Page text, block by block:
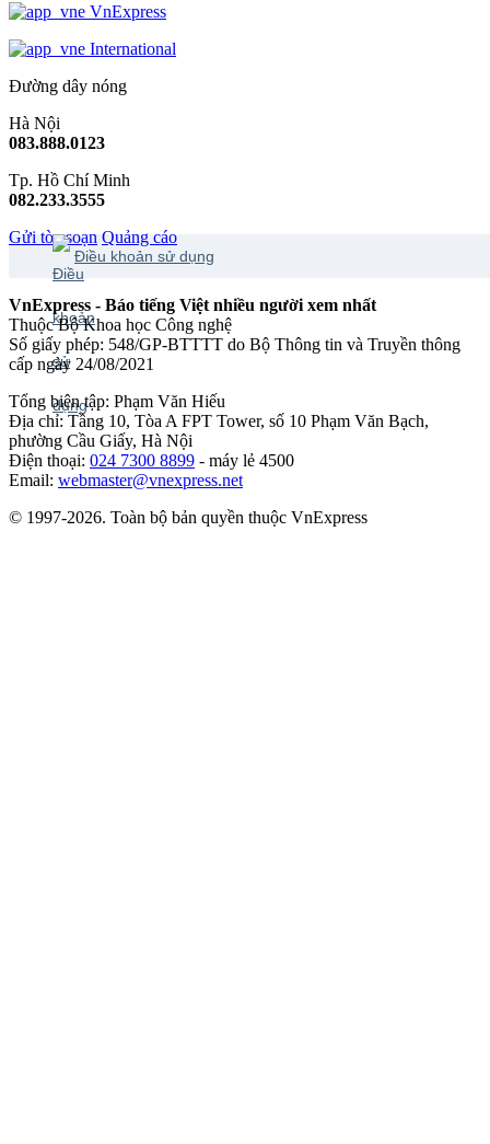
VnExpress
International
Đường dây nóng
Hà Nội
083.888.0123
Tp. Hồ Chí Minh
082.233.3555
Gửi tòa soạn Quảng cáo
Điều khoản sử dụng
VnExpress - Báo tiếng Việt nhiều người xem nhất
Thuộc Bộ Khoa học Công nghệ
Số giấy phép: 548/GP-BTTTT do Bộ Thông tin và Truyền thông
cấp ngày 24/08/2021
Tổng biên tập: Phạm Văn Hiếu
Địa chỉ: Tầng 10, Tòa A FPT Tower, số 10 Phạm Văn Bạch,
phường Cầu Giấy, Hà Nội
Điện thoại: 024 7300 8899 - máy lẻ 4500
Email: webmaster@vnexpress.net
© 1997-2026. Toàn bộ bản quyền thuộc VnExpress